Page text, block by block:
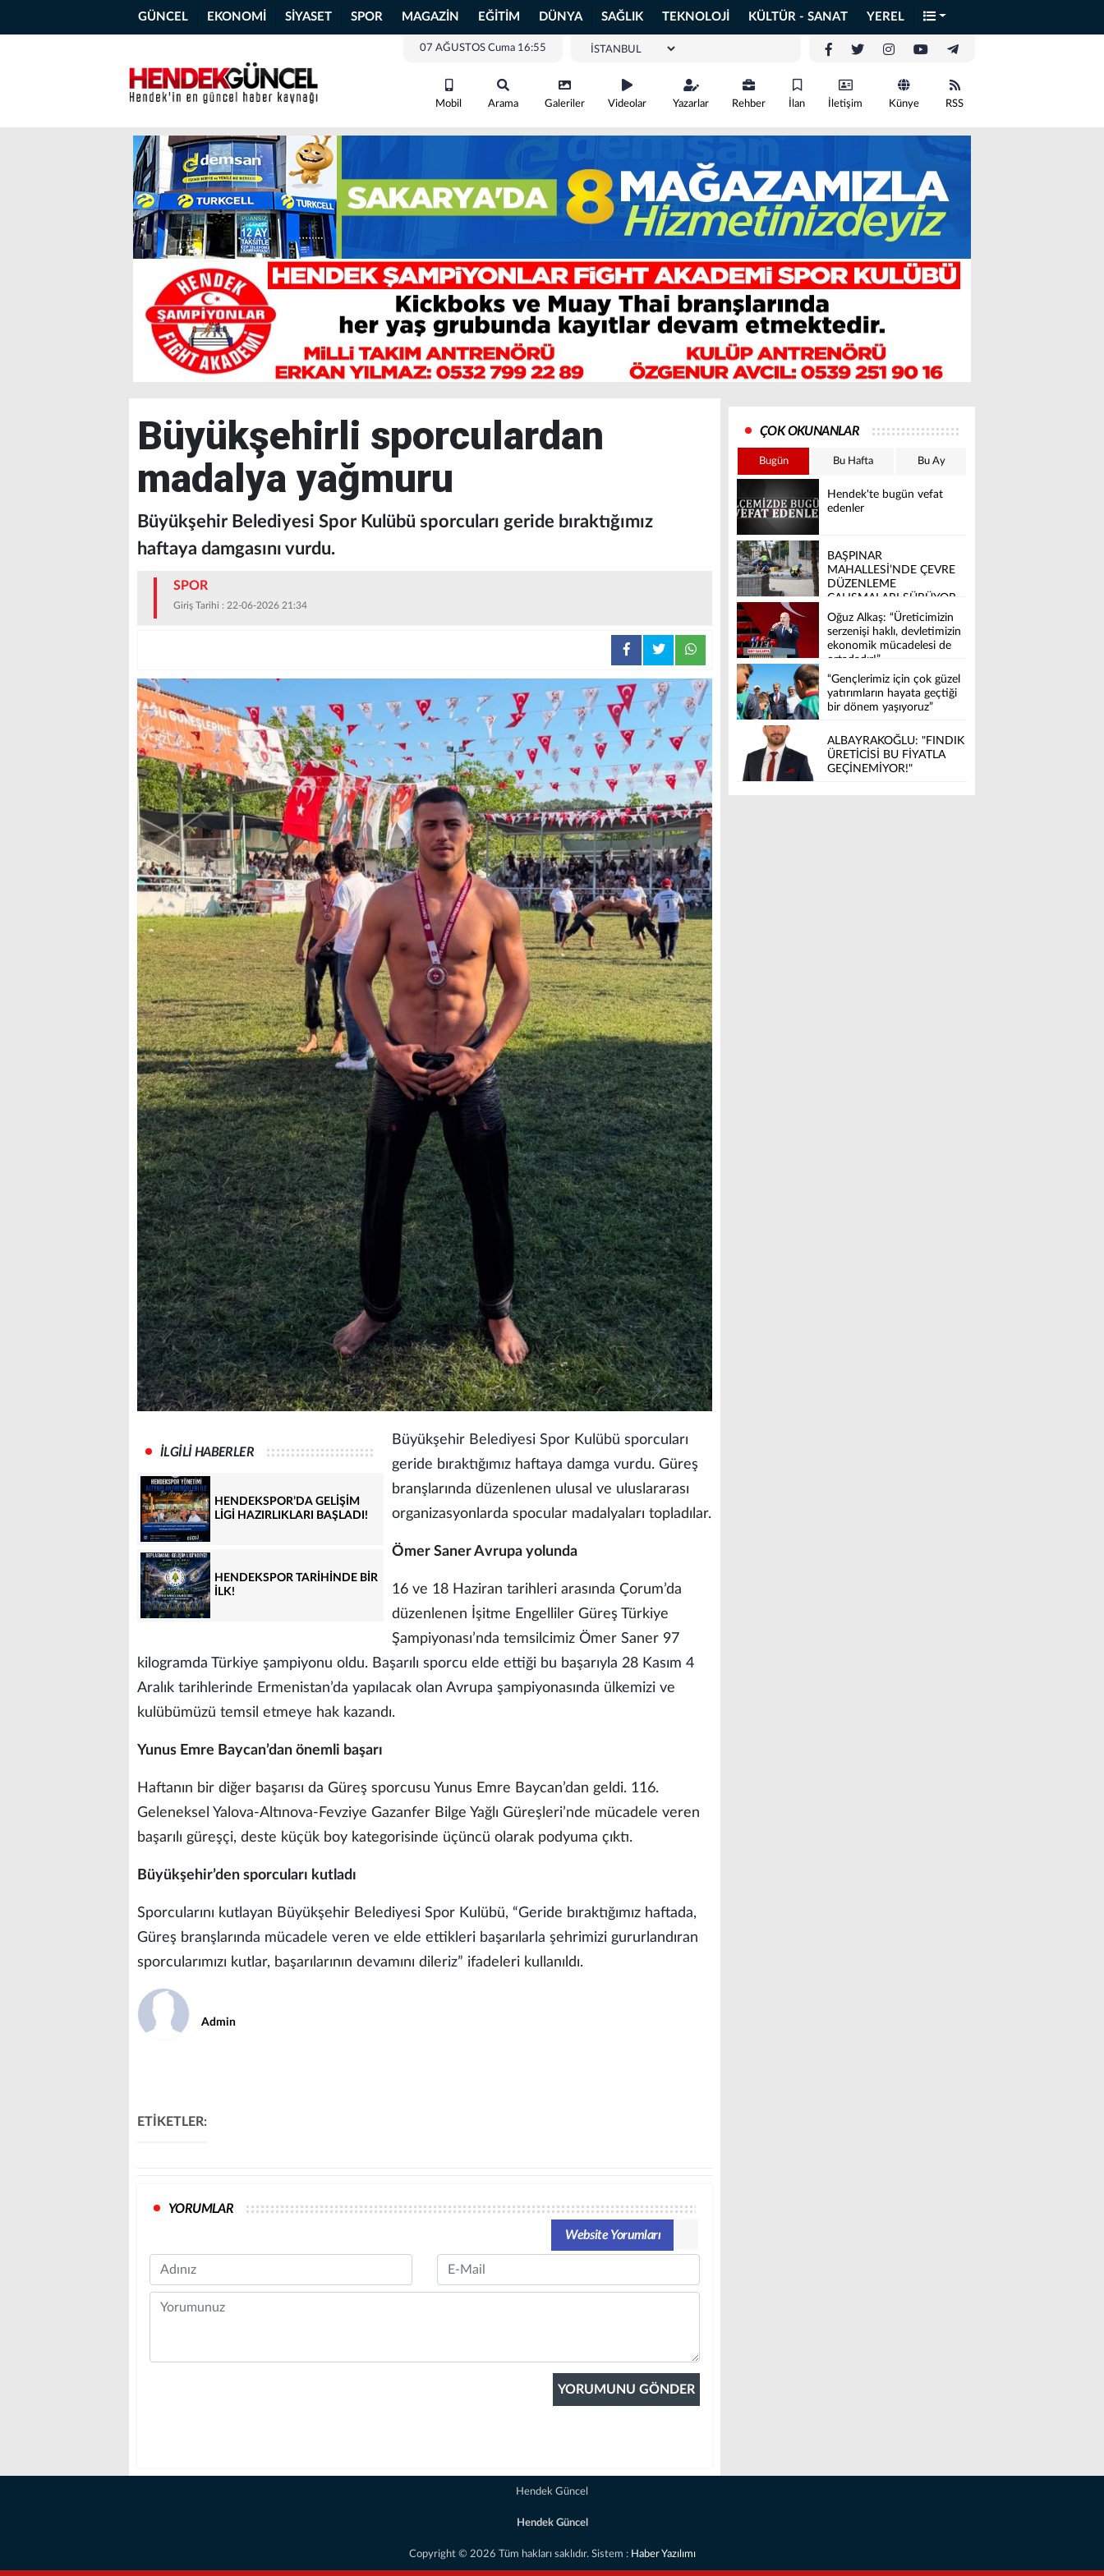
GÜNCEL EKONOMİ SİYASET SPOR MAGAZİN EĞİTİM DÜNYA SAĞLIK TEKNOLOJİ KÜLTÜR - SANAT YEREL
07 AĞUSTOS Cuma 16:55
Mobil Arama Galeriler Videolar Yazarlar Rehber İlan İletişim Künye RSS
Büyükşehirli sporculardan
madalya yağmuru
Büyükşehir Belediyesi Spor Kulübü sporcuları geride bıraktığımız
haftaya damgasını vurdu.
SPOR
Giriş Tarihi : 22-06-2026 21:34
İLGİLİ HABERLER
HENDEKSPOR’DA GELİŞİM
LİGİ HAZIRLIKLARI BAŞLADI!
HENDEKSPOR TARİHİNDE BİR
İLK!
Büyükşehir Belediyesi Spor Kulübü sporcuları
geride bıraktığımız haftaya damga vurdu. Güreş
branşlarında düzenlenen ulusal ve uluslararası
organizasyonlarda spocular madalyaları topladılar.
Ömer Saner Avrupa yolunda
16 ve 18 Haziran tarihleri arasında Çorum’da
düzenlenen İşitme Engelliler Güreş Türkiye
Şampiyonası’nda temsilcimiz Ömer Saner 97
kilogramda Türkiye şampiyonu oldu. Başarılı sporcu elde ettiği bu başarıyla 28 Kasım 4
Aralık tarihlerinde Ermenistan’da yapılacak olan Avrupa şampiyonasında ülkemizi ve
kulübümüzü temsil etmeye hak kazandı.
Yunus Emre Baycan’dan önemli başarı
Haftanın bir diğer başarısı da Güreş sporcusu Yunus Emre Baycan’dan geldi. 116.
Geleneksel Yalova-Altınova-Fevziye Gazanfer Bilge Yağlı Güreşleri’nde mücadele veren
başarılı güreşçi, deste küçük boy kategorisinde üçüncü olarak podyuma çıktı.
Büyükşehir’den sporcuları kutladı
Sporcularını kutlayan Büyükşehir Belediyesi Spor Kulübü, “Geride bıraktığımız haftada,
Güreş branşlarında mücadele veren ve elde ettikleri başarılarla şehrimizi gururlandıran
sporcularımızı kutlar, başarılarının devamını dileriz” ifadeleri kullanıldı.
Admin
ETİKETLER:
YORUMLAR
Website Yorumları
Name Email
Comment
ÇOK OKUNANLAR
Bugün Bu Hafta Bu Ay
Hendek'te bugün vefat
edenler
BAŞPINAR
MAHALLESİ’NDE ÇEVRE
DÜZENLEME
ÇALIŞMALARI SÜRÜYOR
Oğuz Alkaş: “Üreticimizin
serzenişi haklı, devletimizin
ekonomik mücadelesi de
ortadadır!”
“Gençlerimiz için çok güzel
yatırımların hayata geçtiği
bir dönem yaşıyoruz”
ALBAYRAKOĞLU: "FINDIK
ÜRETİCİSİ BU FİYATLA
GEÇİNEMİYOR!"
Hendek Güncel
Hendek Güncel
Copyright © 2026 Tüm hakları saklıdır. Sistem : Haber Yazılımı